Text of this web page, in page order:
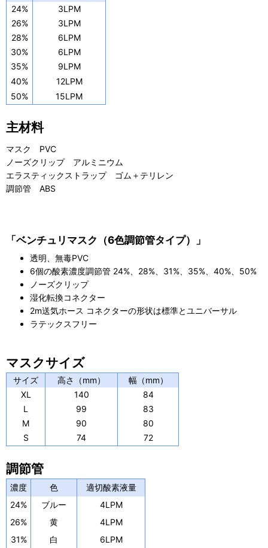
24%
3LPM
26%
3LPM
28%
6LPM
30%
6LPM
35%
9LPM
40%
12LPM
50%
15LPM
主材料
マスク PVC
ノーズクリップ アルミニウム
エラスティックストラップ ゴム＋テリレン
調節管 ABS
「ベンチュリマスク（6色調節管タイプ）」
透明、無毒PVC
6個の酸素濃度調節管 24%、28%、31%、35%、40%、50%
ノーズクリップ
湿化転換コネクター
2m送気ホース コネクターの形状は標準とユニバーサル
ラテックスフリー
マスクサイズ
サイズ 高さ（mm）
幅（mm）
XL
140
84
L
99
83
M
90
80
S
74 72
調節管
濃度 色
適切酸素液量
24%
ブルー
4LPM
26%
黄
4LPM
31%
白
6LPM